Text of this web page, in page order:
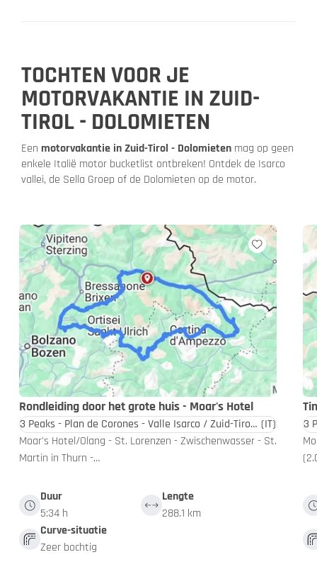
TOCHTEN VOOR JE
MOTORVAKANTIE IN ZUID-
TIROL - DOLOMIETEN
Een motorvakantie in Zuid-Tirol - Dolomieten mag op geen
enkele Italië motor bucketlist ontbreken! Ontdek de Isarco
vallei, de Sella Groep of de Dolomieten op de motor.
Rondleiding door het grote huis - Moar's Hotel
3 Peaks - Plan de Corones - Valle Isarco / Zuid-Tirol - Dolomieten (IT)
Moar's Hotel/Olang - St. Lorenzen - Zwischenwasser - St.
Martin in Thurn -…
Duur
5:34 h
Lengte
288.1 km
Curve-situatie
Zeer bochtig